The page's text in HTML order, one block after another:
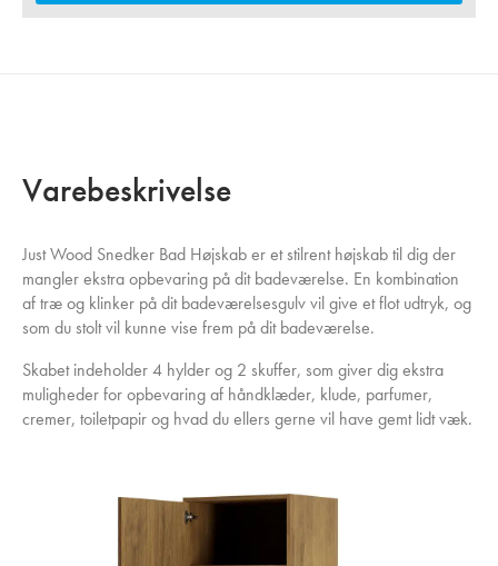
Varebeskrivelse
Just Wood Snedker Bad Højskab er et stilrent højskab til dig der
mangler ekstra opbevaring på dit badeværelse. En kombination
af træ og klinker på dit badeværelsesgulv vil give et flot udtryk, og
som du stolt vil kunne vise frem på dit badeværelse.
Skabet indeholder 4 hylder og 2 skuffer, som giver dig ekstra
muligheder for opbevaring af håndklæder, klude, parfumer,
cremer, toiletpapir og hvad du ellers gerne vil have gemt lidt væk.